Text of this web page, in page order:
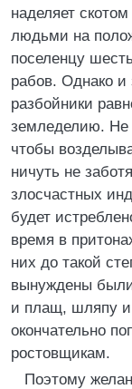
наделяет
людьми на
поселенцу
рабов. Однако
разбойники
земледелию. Не
чтобы
ничуть не
злосчастных
будет
время в
них до такой
вынуждены
и плащ, шляпу
окончательно
ростовщикам.
Поэтому